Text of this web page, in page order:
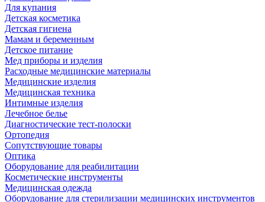
Для купания
Детская косметика
Детская гигиена
Мамам и беременным
Детское питание
Мед приборы и изделия
Расходные медицинские материалы
Медицинские изделия
Медицинская техника
Интимные изделия
Лечебное белье
Диагностические тест-полоски
Ортопедия
Сопутствующие товары
Оптика
Оборудование для реабилитации
Косметические инструменты
Медицинская одежда
Оборудование для стерилизации медицинских инструментов